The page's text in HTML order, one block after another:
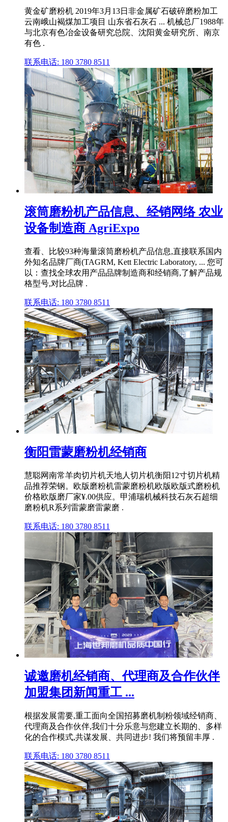
黄金矿磨粉机 2019年3月13日非金属矿石破碎磨粉加工
云南峨山褐煤加工项目 山东省石灰石 ... 机械总厂1988年
与北京有色冶金设备研究总院、沈阳黄金研究所、南京
有色 .
联系电话: 180 3780 8511
滚筒磨粉机产品信息、经销网络 农业
设备制造商 AgriExpo
查看、比较93种海量滚筒磨粉机产品信息,直接联系国内
外知名品牌厂商(TAGRM, Kett Electric Laboratory, ... 您可
以：查找全球农用产品品牌制造商和经销商,了解产品规
格型号,对比品牌 .
联系电话: 180 3780 8511
衡阳雷蒙磨粉机经销商
慧聪网南常羊肉切片机天地人切片机衡阳12寸切片机精
品推荐荣钢。欧版磨粉机雷蒙磨粉机欧版欧版式磨粉机
价格欧版磨厂家¥.00供应。甲浦瑞机械科技石灰石超细
磨粉机R系列雷蒙磨雷蒙磨 .
联系电话: 180 3780 8511
诚邀磨机经销商、代理商及合作伙伴
加盟集团新闻重工 ...
根据发展需要,重工面向全国招募磨机制粉领域经销商、
代理商及合作伙伴,我们十分乐意与您建立长期的、多样
化的合作模式,共谋发展、共同进步! 我们将预留丰厚 .
联系电话: 180 3780 8511